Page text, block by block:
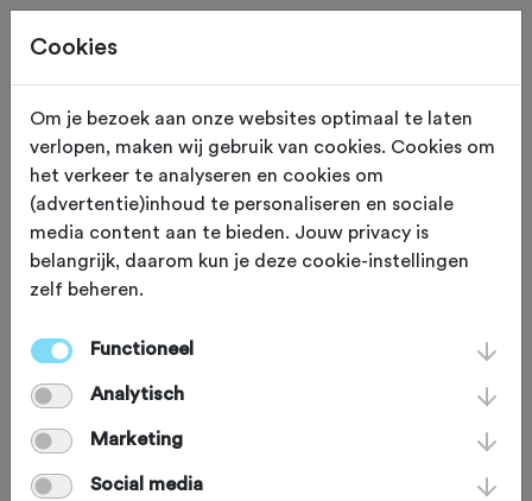
ROUTES + REIZEN Gewijzigd op 18 juni 2024
Koerskalender 2018
Het jaar 2017 was een topjaar met
gouden medailles en natuurlijk de roze
trui van Tom. Het wielerseizoen 2018
wordt vast ook een jaar om niet te
vergeten. Wij geven je een overzicht
Cookies
Om je bezoek aan onze websites optimaal te laten
verlopen, maken wij gebruik van cookies. Cookies om
het verkeer te analyseren en cookies om
(advertentie)inhoud te personaliseren en sociale
media content aan te bieden. Jouw privacy is
belangrijk, daarom kun je deze cookie-instellingen
zelf beheren.
Functioneel
Analytisch
Marketing
Social media